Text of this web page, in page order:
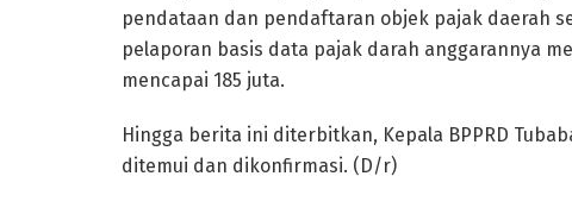
pendataan dan pendaftaran objek pajak daerah
pelaporan basis data pajak darah anggarannya
mencapai 185 juta.
Hingga berita ini diterbitkan, Kepala BPPRD
ditemui dan dikonfirmasi. (D/r)